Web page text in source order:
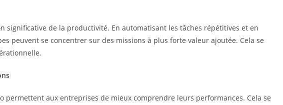
significative de la productivité. En automatisant les tâches répétitives et en
peuvent se concentrer sur des missions à plus forte valeur ajoutée. Cela se
permettent aux entreprises de mieux comprendre leurs performances. Cela se